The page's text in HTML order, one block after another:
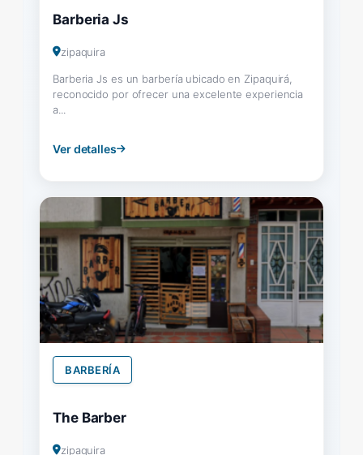
Barberia Js
zipaquira
Barberia Js es un barbería ubicado en Zipaquirá,
reconocido por ofrecer una excelente experiencia
a...
Ver detalles
BARBERÍA
The Barber
zipaquira